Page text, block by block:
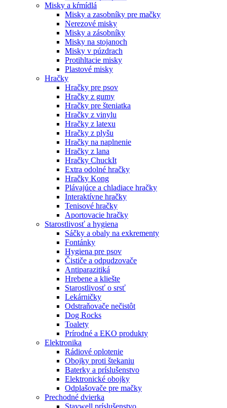
Misky a kŕmídlá
Misky a zasobníky pre mačky
Nerezové misky
Misky a zásobníky
Misky na stojanoch
Misky v púzdrach
Protihltacie misky
Plastové misky
Hračky
Hračky pre psov
Hračky z gumy
Hračky pre šteniatka
Hračky z vinylu
Hračky z latexu
Hračky z plyšu
Hračky na naplnenie
Hračky z lana
Hračky ChuckIt
Extra odolné hračky
Hračky Kong
Plávajúce a chladiace hračky
Interaktívne hračky
Tenisové hračky
Aportovacie hračky
Starostlivosť a hygiena
Sáčky a obaly na exkrementy
Fontánky
Hygiena pre psov
Čističe a odpudzovače
Antiparazitiká
Hrebene a kliešte
Starostlivosť o srsť
Lekárničky
Odstraňovače nečistôt
Dog Rocks
Toalety
Prírodné a EKO produkty
Elektronika
Rádiové oplotenie
Obojky proti štekaniu
Baterky a príslušenstvo
Elektronické obojky
Odplašovače pre mačky
Prechodné dvierka